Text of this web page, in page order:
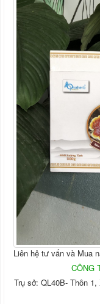
Liên hệ tư vấn và Mua
CÔNG
Trụ sở: QL40B- Thôn